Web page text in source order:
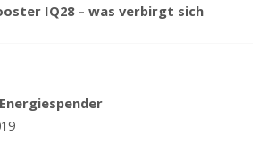
IQ28 – was verbirgt sich